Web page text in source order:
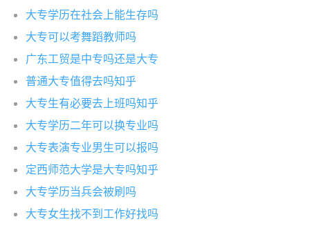
大专学历在社会上能生存吗
大专可以考舞蹈教师吗
广东工贸是中专吗还是大专
普通大专值得去吗知乎
大专生有必要去上班吗知乎
大专学历二年可以换专业吗
大专表演专业男生可以报吗
定西师范大学是大专吗知乎
大专学历当兵会被刷吗
大专女生找不到工作好找吗